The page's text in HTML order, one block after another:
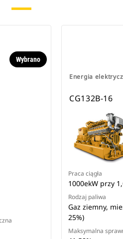
Wybrano
Energia
CG132B-16
Praca ciągła
1000ekW przy
Rodzaj paliwa
Gaz ziemny,
25%)
Maksymalna